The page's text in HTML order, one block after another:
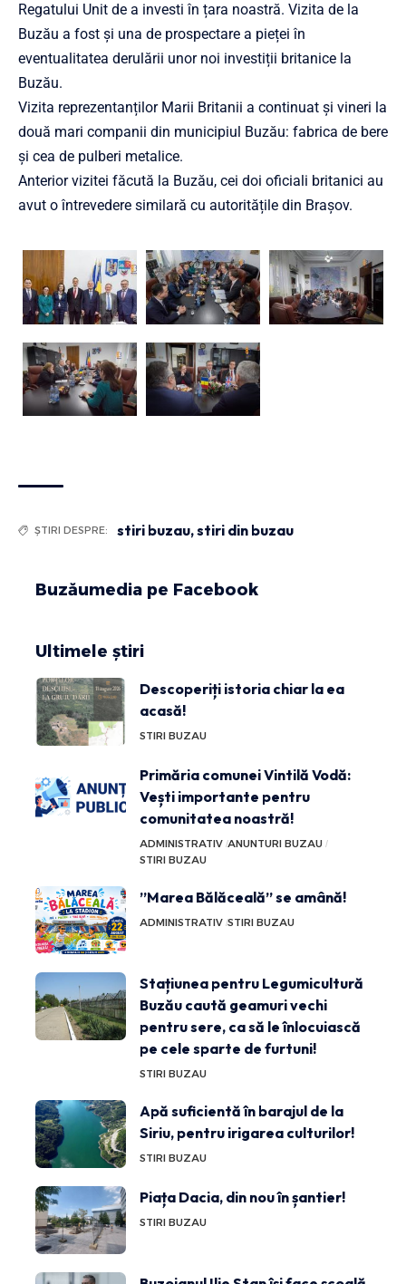
Regatului Unit de a investi în țara noastră. Vizita de la
Buzău a fost și una de prospectare a pieței în
eventualitatea derulării unor noi investiții britanice la
Buzău.
Vizita reprezentanților Marii Britanii a continuat și vineri la
două mari companii din municipiul Buzău: fabrica de bere
și cea de pulberi metalice.
Anterior vizitei făcută la Buzău, cei doi oficiali britanici au
avut o întrevedere similară cu autoritățile din Brașov.
ȘTIRI DESPRE: stiri buzau,stiri din buzau
Buzăumedia pe Facebook
Ultimele știri
Descoperiți istoria chiar la ea
acasă!
STIRI BUZAU
Primăria comunei Vintilă Vodă:
Vești importante pentru
comunitatea noastră!
ADMINISTRATIV ANUNTURI BUZAU
STIRI BUZAU
”Marea Bălăceală” se amână!
ADMINISTRATIV STIRI BUZAU
Stațiunea pentru Legumicultură
Buzău caută geamuri vechi
pentru sere, ca să le înlocuiască
pe cele sparte de furtuni!
STIRI BUZAU
Apă suficientă în barajul de la
Siriu, pentru irigarea culturilor!
STIRI BUZAU
Piața Dacia, din nou în șantier!
STIRI BUZAU